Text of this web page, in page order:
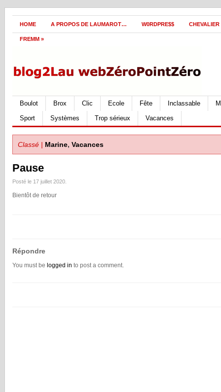
HOME A PROPOS DE LAUMAROT… W0RDPRE$$ CHEVALIER
FREMM »
Boulot Brox Clic Ecole Fête Inclassable
Sport
Systèmes Trop sérieux Vacances
Classé | Marine, Vacances
Pause
Posté le 17 juillet 2020.
Bientôt de retour
Répondre
You must be logged in to post a comment.